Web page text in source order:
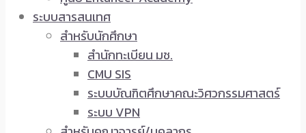
ระบบสารสนเทศ
สำหรับนักศึกษา
สำนักทะเบียน มช.
CMU SIS
ระบบบัณฑิตศึกษาคณะวิศวกรรมศาสตร์
ระบบ VPN